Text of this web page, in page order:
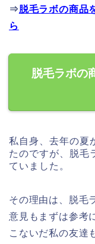
⇒脱毛ラボの商品
ら
脱毛ラボの
私自身、去年の夏
たのですが、脱毛
ていました。
その理由は、脱毛
意見もまずは参考
こないだ私の友達